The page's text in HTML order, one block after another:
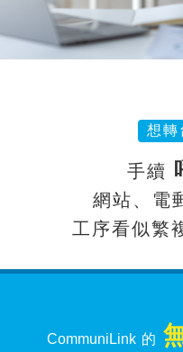
想轉
手續
網站、電
工序看似繁
CommuniLink的